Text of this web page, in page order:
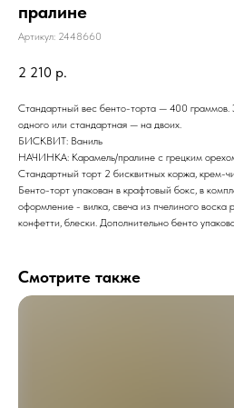
пралине
Артикул: 2448660
2 210 р.
Стандартный вес бенто-торта — 400 граммов.
одного или стандартная — на двоих.
БИСКВИТ: Ваниль
НАЧИНКА: Карамель/пралине с грецким
Стандартный торт 2 бисквитных коржа, крем-
Бенто-торт упакован в крафтовый бокс, в
оформление - вилка, свеча из пчелиного воска
конфетти, блески. Дополнительно бенто
Смотрите также